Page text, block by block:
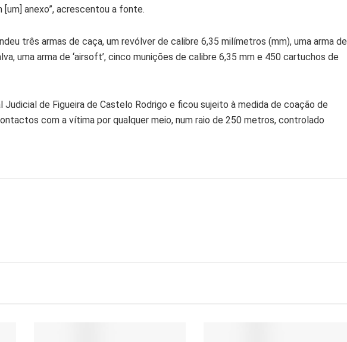
[um] anexo”, acrescentou a fonte.
três armas de caça, um revólver de calibre 6,35 milímetros (mm), uma arma de
uma arma de ‘airsoft’, cinco munições de calibre 6,35 mm e 450 cartuchos de
de Figueira de Castelo Rodrigo e ficou sujeito à medida de coação de
com a vítima por qualquer meio, num raio de 250 metros, controlado